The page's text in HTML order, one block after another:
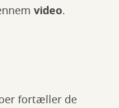
video.
fortæller de